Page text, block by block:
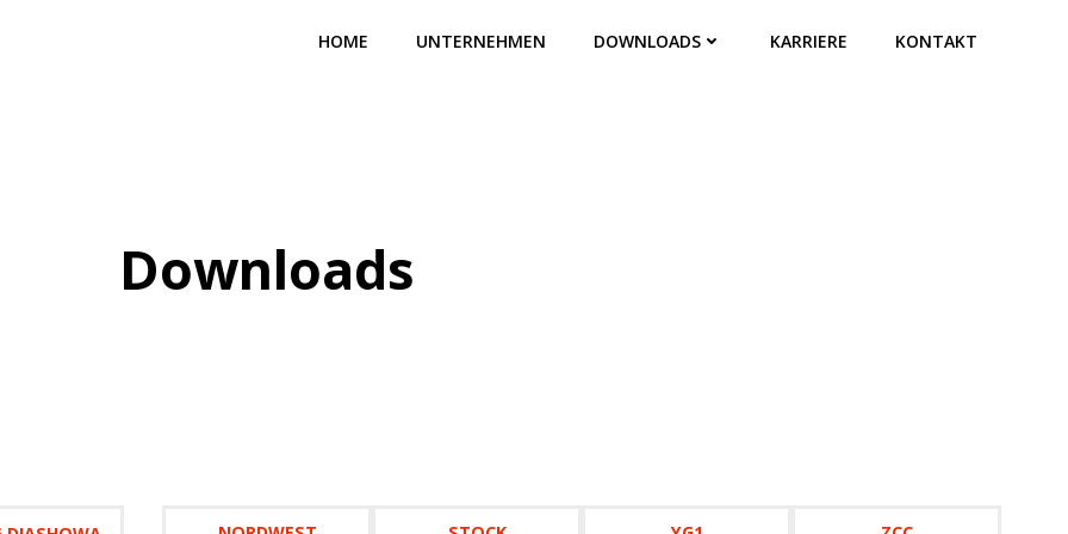
HOME UNTERNEHMEN DOWNLOADS KARRIERE KONTAKT
Downloads